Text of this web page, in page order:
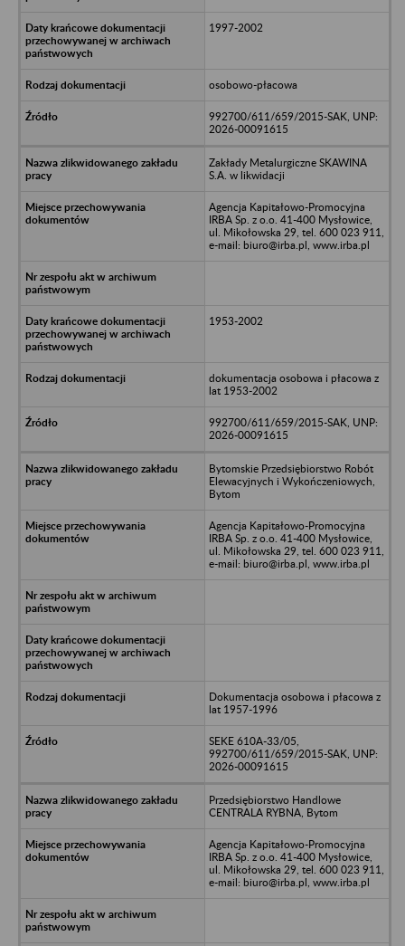
1997-2002
osobowo-płacowa
992700/611/659/2015-SAK, UNP:
2026-00091615
Zakłady Metalurgiczne SKAWINA
S.A. w likwidacji
Agencja Kapitałowo-Promocyjna
IRBA Sp. z o.o. 41-400 Mysłowice,
ul. Mikołowska 29, tel. 600 023 911,
e-mail: biuro@irba.pl, www.irba.pl
1953-2002
dokumentacja osobowa i płacowa z
lat 1953-2002
992700/611/659/2015-SAK, UNP:
2026-00091615
Bytomskie Przedsiębiorstwo Robót
Elewacyjnych i Wykończeniowych,
Bytom
Agencja Kapitałowo-Promocyjna
IRBA Sp. z o.o. 41-400 Mysłowice,
ul. Mikołowska 29, tel. 600 023 911,
e-mail: biuro@irba.pl, www.irba.pl
Dokumentacja osobowa i płacowa z
lat 1957-1996
SEKE 610A-33/05,
992700/611/659/2015-SAK, UNP:
2026-00091615
Przedsiębiorstwo Handlowe
CENTRALA RYBNA, Bytom
Agencja Kapitałowo-Promocyjna
IRBA Sp. z o.o. 41-400 Mysłowice,
ul. Mikołowska 29, tel. 600 023 911,
e-mail: biuro@irba.pl, www.irba.pl